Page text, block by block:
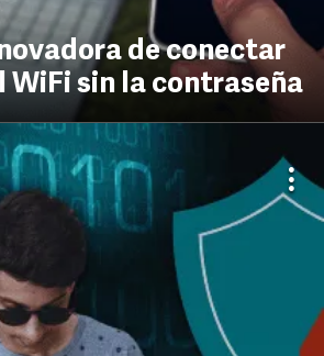
de conectar
WiFi sin la contraseña